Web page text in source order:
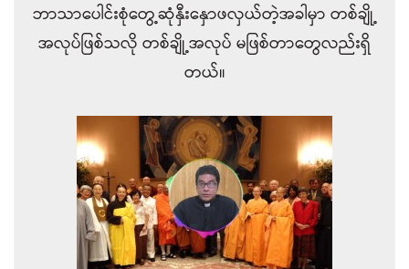
ဘာသာပေါင်းစုံတွေ့ဆုံနှီးနှောဖလှယ်တဲ့အခါမှာ တစ်ချို့
အလုပ်ဖြစ်သလို တစ်ချို့အလုပ် မဖြစ်တာတွေလည်းရှိ
တယ်။